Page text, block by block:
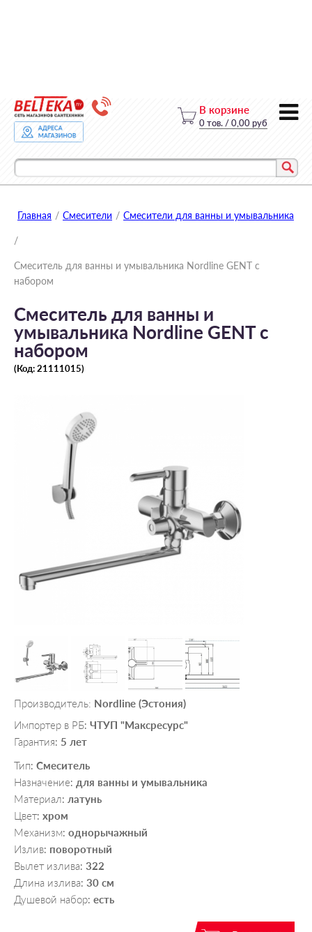
В корзине
Главная / Смесители / Смесители для ванны и умывальника
/
Смеситель для ванны и умывальника Nordline GENT с
набором
Смеситель для ванны и
умывальника Nordline GENT с
набором
(Код:21111015)
Производитель: Nordline (Эстония)
Импортер в РБ: ЧТУП "Максресурс"
Гарантия: 5 лет
Тип: Смеситель
Назначение: для ванны и умывальника
Материал: латунь
Цвет: хром
Механизм: однорычажный
Излив: поворотный
Вылет излива: 322
Длина излива: 30 см
Душевой набор: есть